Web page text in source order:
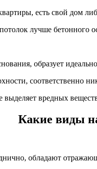
есть свой дом
лучше бетонного
образует
соответственно
вредных
Какие виды
обладают